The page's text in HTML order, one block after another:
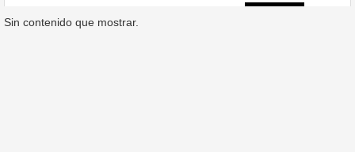
Sin contenido que mostrar.